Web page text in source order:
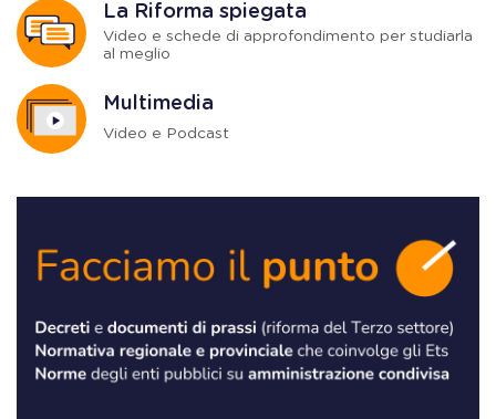
La Riforma spiegata
Video e schede di approfondimento per studiarla
al meglio
Multimedia
Video e Podcast